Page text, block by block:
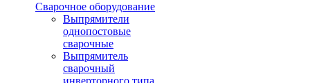
Сварочное оборудование
Выпрямители
однопостовые
сварочные
Выпрямитель
сварочный
инверторного типа